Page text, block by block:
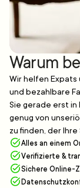
Warum
Wir helfen Expats
und bezahlbare
Sie gerade erst in
genug von
zu finden, der
Alles an einem
Verifizierte &
Sichere Online-